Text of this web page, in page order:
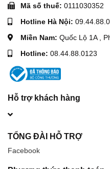
Mã số thuế: 0111030352
Hotline Hà Nội:
Miền Nam: Quốc Lộ 1A ,
Hotline: 08.44.88.0123
Hỗ trợ khách hàng
TỔNG ĐÀI HỖ TRỢ
Facebook